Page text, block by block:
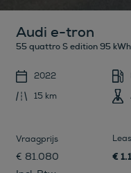
Audi e-tron
55 quattro S edition 95
2022
15 km
Vraagprijs
€ 81.080
€